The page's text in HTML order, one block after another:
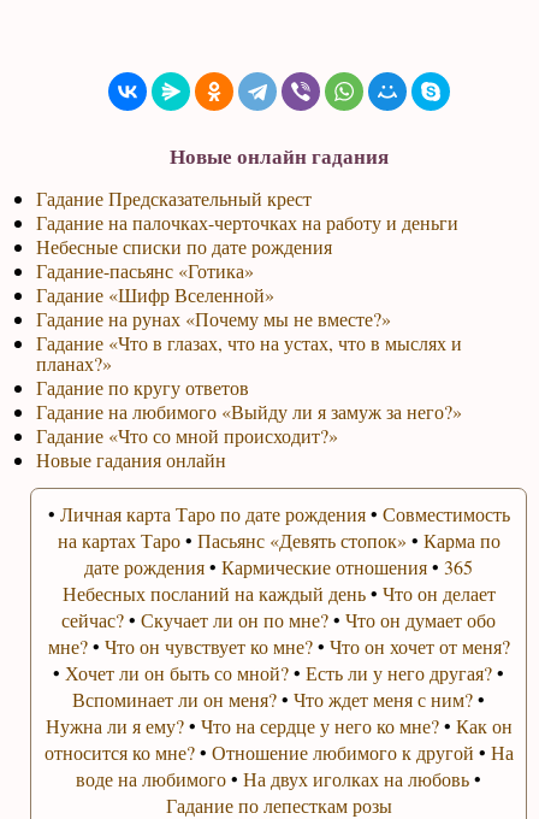
Новые онлайн гадания
Гадание Предсказательный крест
Гадание на палочках-черточках на работу и деньги
Небесные списки по дате рождения
Гадание-пасьянс «Готика»
Гадание «Шифр Вселенной»
Гадание на рунах «Почему мы не вместе?»
Гадание «Что в глазах, что на устах, что в мыслях и
планах?»
Гадание по кругу ответов
Гадание на любимого «Выйду ли я замуж за него?»
Гадание «Что со мной происходит?»
Новые гадания онлайн
• Личная карта Таро по дате рождения• Совместимость
на картах Таро• Пасьянс «Девять стопок» • Карма по
дате рождения•Кармические отношения•365
Небесных посланий на каждый день• Что он делает
сейчас?•Скучает ли он по мне?•Что он думает обо
мне?• Что он чувствует ко мне?• Что он хочет от меня?
• Хочет ли он быть со мной?•Есть ли у него другая?•
Вспоминает ли он меня?•Что ждет меня с ним?•
Нужна ли я ему?• Что на сердце у него ко мне?• Как он
относится ко мне?• Отношение любимого к другой • На
воде на любимого•На двух иголках на любовь•
Гадание по лепесткам розы